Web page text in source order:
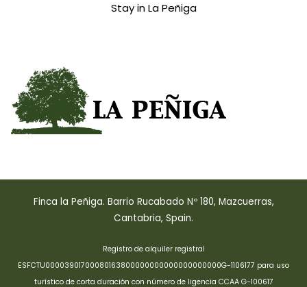
Stay in La Peñiga
Finca la Peñiga. Barrio Rucabado Nº 180, Mazcuerras,
Cantabria, Spain.
Registro de alquiler registral
ESFCTU00003901700080163800000000000000000000G-1106177 para uso
turístico de corta duración con número de ligencia CCAA G-100617